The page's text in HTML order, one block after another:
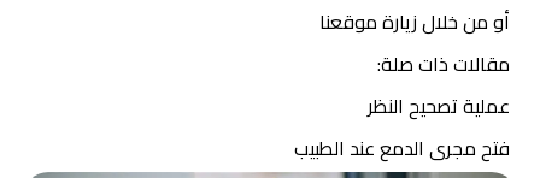
أو من خلال زيارة موقعنا
مقالات ذات صلة:
عملية تصحيح النظر
فتح مجرى الدمع عند الطبيب